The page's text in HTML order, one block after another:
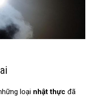
loại nhật thực đã